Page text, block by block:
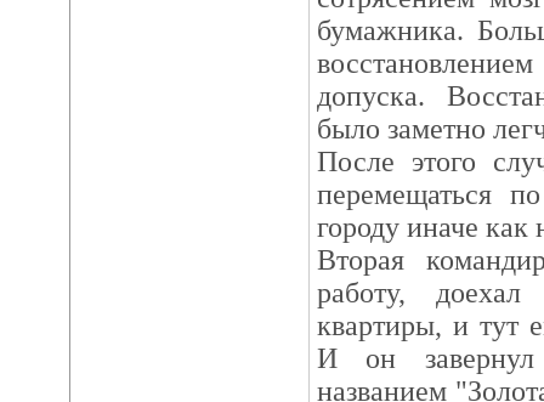
бумажника.
допуска.
было заметно
После этого
перемещаться
городу иначе как
Вторая
работу,
квартиры, и тут
И он
названием